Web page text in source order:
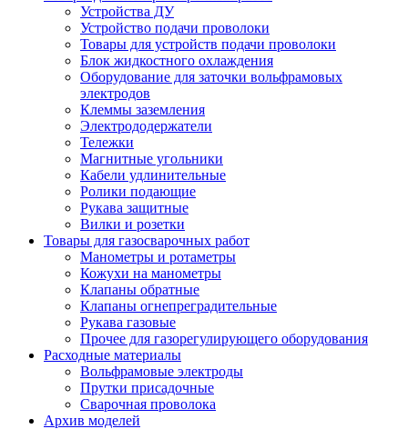
Устройства ДУ
Устройство подачи проволоки
Товары для устройств подачи проволоки
Блок жидкостного охлаждения
Оборудование для заточки вольфрамовых
электродов
Клеммы заземления
Электрододержатели
Тележки
Магнитные угольники
Кабели удлинительные
Ролики подающие
Рукава защитные
Вилки и розетки
Товары для газосварочных работ
Манометры и ротаметры
Кожухи на манометры
Клапаны обратные
Клапаны огнепреградительные
Рукава газовые
Прочее для газорегулирующего оборудования
Расходные материалы
Вольфрамовые электроды
Прутки присадочные
Сварочная проволока
Архив моделей